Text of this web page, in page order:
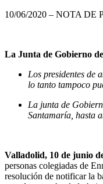
10/06/2020 – NOTA DE
La Junta de Gobierno
Los presidentes de
lo tanto tampoco
La junta de
Santamaría, hasta
Valladolid, 10 de junio
personas colegiadas de
resolución de notificar la